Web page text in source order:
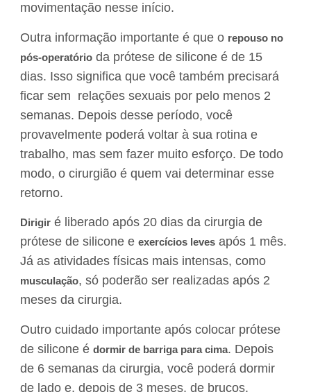
movimentação nesse início.
Outra informação importante é que o repouso no
pós-operatório da prótese de silicone é de 15
dias. Isso significa que você também precisará
ficar sem relações sexuais por pelo menos 2
semanas. Depois desse período, você
provavelmente poderá voltar à sua rotina e
trabalho, mas sem fazer muito esforço. De todo
modo, o cirurgião é quem vai determinar esse
retorno.
Dirigir é liberado após 20 dias da cirurgia de
prótese de silicone eexercícios leves após 1 mês.
Já as atividades físicas mais intensas, como
musculação, só poderão ser realizadas após 2
meses da cirurgia.
Outro cuidado importante após colocar prótese
de silicone édormir de barriga para cima. Depois
de 6 semanas da cirurgia, você poderá dormir
de lado e, depois de 3 meses, de bruços.